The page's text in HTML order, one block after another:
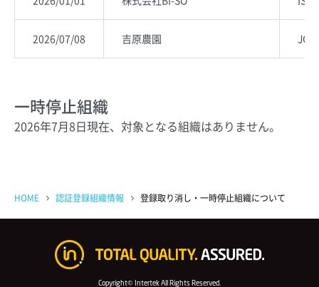
2026/07/08 吉原農園
一時停止組織
2026年7月8日現在、対象となる組織はありません。
HOME 認証登録組織情報 登録取り消し・一時停止組織について
Copyright© Intertek All Rights Reserved.